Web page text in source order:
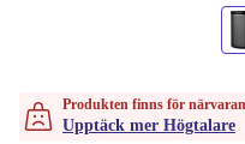
Produkten finns för
Upptäck mer Högtalare